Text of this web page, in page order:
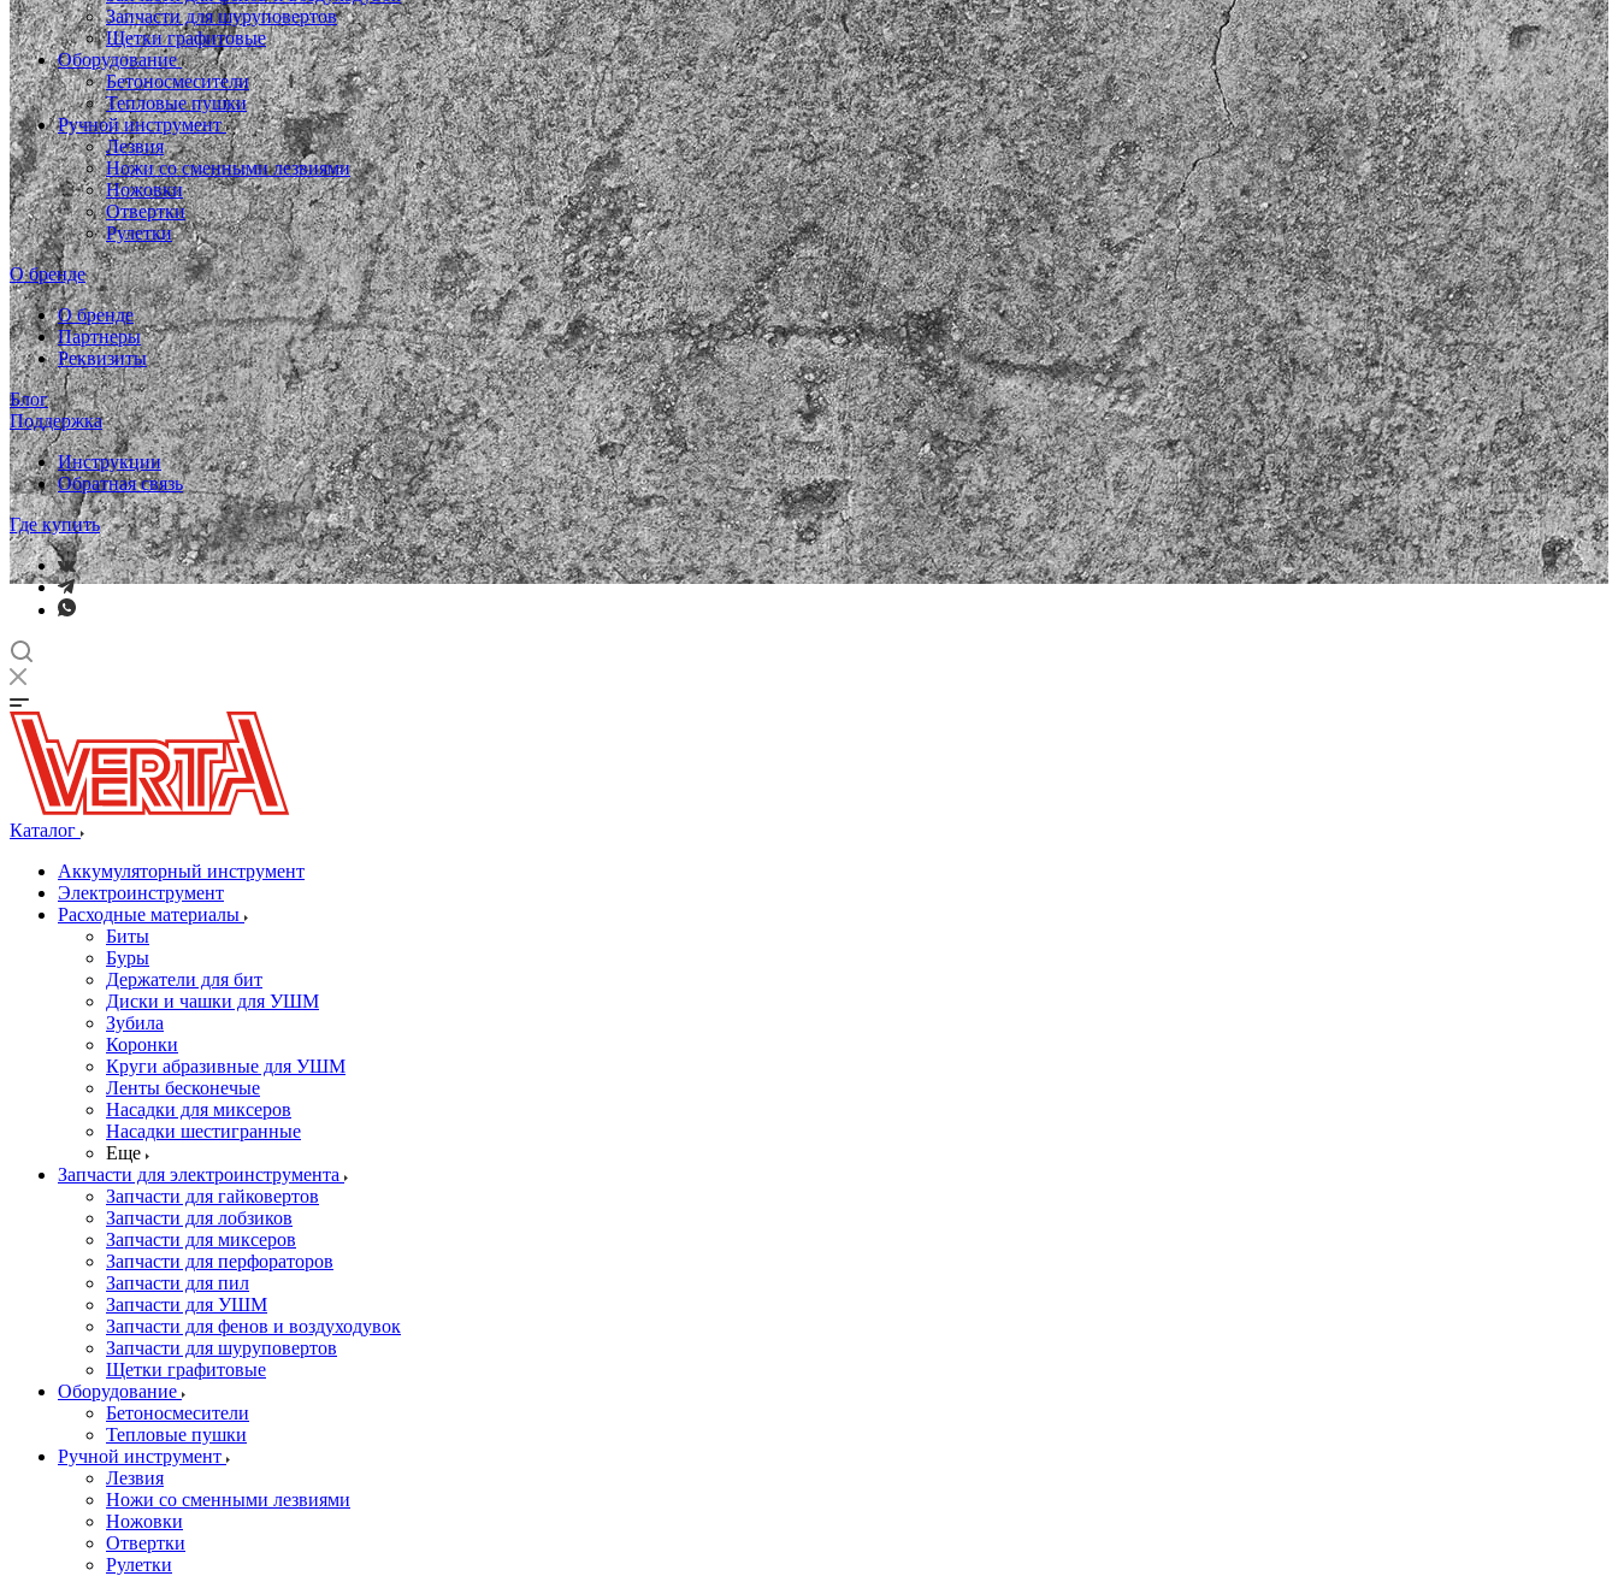
Запчасти для шуруповертов
Щетки графитовые
Оборудование
Бетоносмесители
Тепловые пушки
Ручной инструмент
Лезвия
Ножи со сменными лезвиями
Ножовки
Отвертки
Рулетки
О бренде
О бренде
Партнеры
Реквизиты
Блог
Поддержка
Инструкции
Обратная связь
Где купить
Каталог
Аккумуляторный инструмент
Электроинструмент
Расходные материалы
Биты
Буры
Держатели для бит
Диски и чашки для УШМ
Зубила
Коронки
Круги абразивные для УШМ
Ленты бесконечые
Насадки для миксеров
Насадки шестигранные
Еще
Запчасти для электроинструмента
Запчасти для гайковертов
Запчасти для лобзиков
Запчасти для миксеров
Запчасти для перфораторов
Запчасти для пил
Запчасти для УШМ
Запчасти для фенов и воздуходувок
Запчасти для шуруповертов
Щетки графитовые
Оборудование
Бетоносмесители
Тепловые пушки
Ручной инструмент
Лезвия
Ножи со сменными лезвиями
Ножовки
Отвертки
Рулетки